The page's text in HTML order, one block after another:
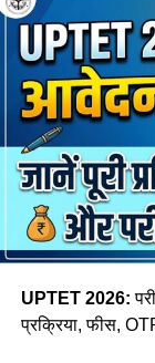
शपथ
मंत्रिमंडल विस्तार
Chaudhary और
गया। वहीं
Vishwakarma और
शपथ ली।
इस मंत्रिमंडल
समीकरणों के लिहाज
UPTET 2026:
प्रक्रिया, फीस,